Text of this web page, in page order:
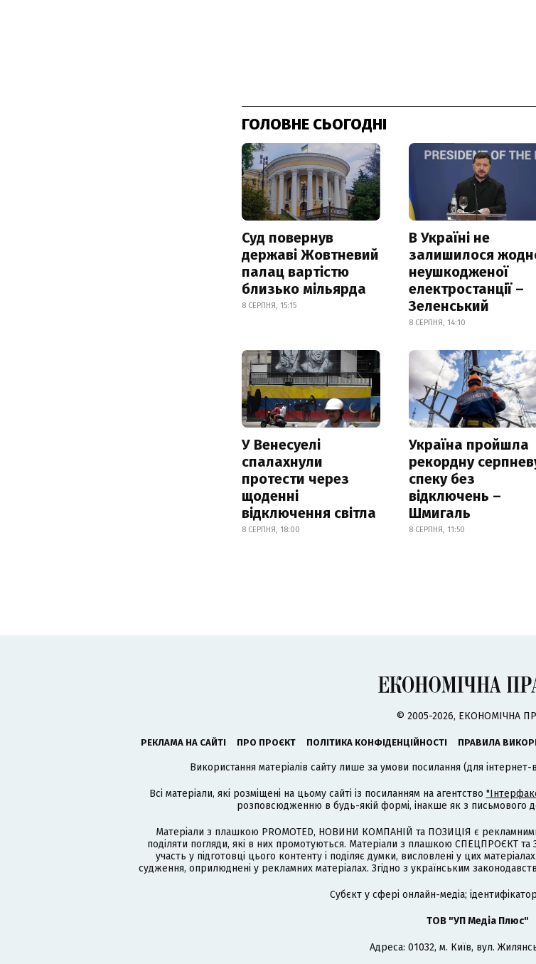
ГОЛОВНЕ СЬОГОДНІ
Суд повернув
державі Жовтневий
палац вартістю
близько мільярда
8 СЕРПНЯ, 15:15
В Україні не
залишилося
неушкодженої
електростанції –
Зеленський
8 СЕРПНЯ, 14:10
У Венесуелі
спалахнули
протести через
щоденні
відключення світла
8 СЕРПНЯ, 18:00
Україна пройшла
рекордну
спеку без
відключень –
Шмигаль
8 СЕРПНЯ, 11:50
© 2005-2026, ЕКОНОМІЧНА
РЕКЛАМА НА САЙТІ ПРО ПРОЄКТ ПОЛІТИКА КОНФІДЕНЦІЙНОСТІ ПРАВИЛА
Використання матеріалів сайту лише за умови посилання (для
Всі матеріали, які розміщені на цьому сайті із посиланням на агентство
розповсюдженню в будь-якій формі, інакше як з письмового
Матеріали з плашкою PROMOTED, НОВИНИ КОМПАНІЙ та ПОЗИЦІЯ є
поділяти погляди, які в них промотуються. Матеріали з плашкою СПЕЦПРОЄКТ
участь у підготовці цього контенту і поділяє думки, висловлені у цих
судження, оприлюднені у рекламних матеріалах. Згідно з українським
Cубєкт у сфері онлайн-медіа;
ТОВ "УП Медіа Плюс"
Адреса: 01032, м. Київ, вул.